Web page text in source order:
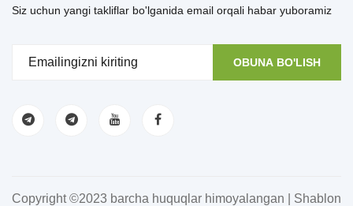
Siz uchun yangi takliflar bo'lganida email orqali habar yuboramiz
OBUNA BO'LISH
Copyright ©2023 barcha huquqlar himoyalangan | Shablon